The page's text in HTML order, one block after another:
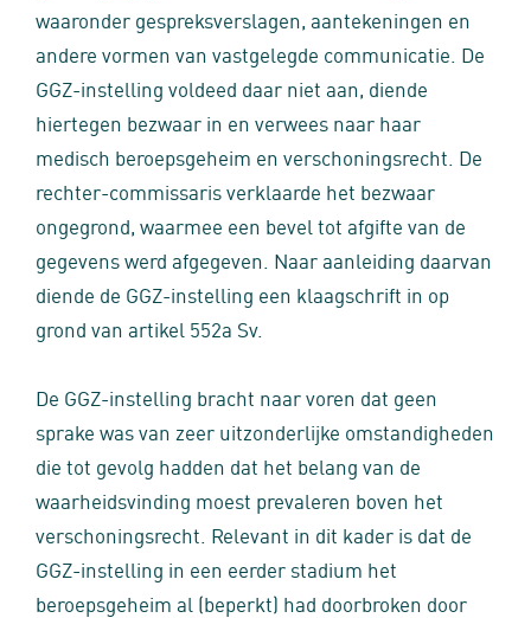
waaronder gespreksverslagen, aantekeningen en
andere vormen van vastgelegde communicatie. De
GGZ-instelling voldeed daar niet aan, diende
hiertegen bezwaar in en verwees naar haar
medisch beroepsgeheim en verschoningsrecht. De
rechter-commissaris verklaarde het bezwaar
ongegrond, waarmee een bevel tot afgifte van de
gegevens werd afgegeven. Naar aanleiding daarvan
diende de GGZ-instelling een klaagschrift in op
grond van artikel 552a Sv.
De GGZ-instelling bracht naar voren dat geen
sprake was van zeer uitzonderlijke omstandigheden
die tot gevolg hadden dat het belang van de
waarheidsvinding moest prevaleren boven het
verschoningsrecht. Relevant in dit kader is dat de
GGZ-instelling in een eerder stadium het
beroepsgeheim al (beperkt) had doorbroken door